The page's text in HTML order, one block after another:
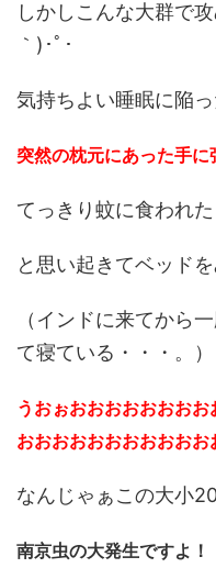
しかしこんな大群で
｀)･ﾟ･
気持ちよい睡眠に陥
突然の枕元にあった手に
てっきり蚊に食われた
と思い起きてベッドを
（インドに来てから
て寝ている・・・。）
うおぉおおおおおおお
おおおおおおおおおおお
なんじゃぁこの大小
南京虫の大発生ですよ！